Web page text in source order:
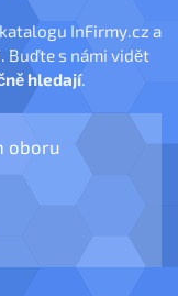
InFirmy.cz a
Buďte s námi vidět
hledají.
oboru